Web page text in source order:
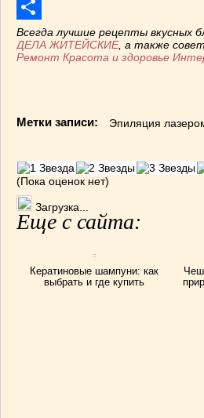
Mail.Ru
Отправить
Всегда лучшие рецепты вкусных
ДЕЛА ЖИТЕЙСКИЕ, а также
Ремонт Красота и здоровье
Метки записи: Эпиляция
(Пока оценок нет)
Загрузка...
Еще с сайта:
Кератиновые шампуни: как
выбрать и где купить